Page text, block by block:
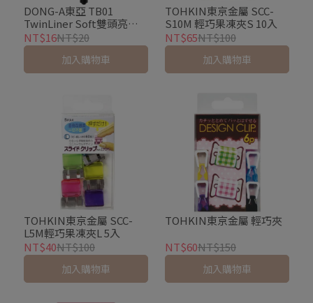
DONG-A東亞 TB01
TwinLiner Soft雙頭亮色
螢光筆
NT$16NT$20
加入購物車
TOHKIN東京金屬 SCC-
S10M 輕巧果凍夾S 10入
NT$65NT$100
加入購物車
TOHKIN東京金屬 SCC-
L5M輕巧果凍夾L 5入
NT$40NT$100
加入購物車
TOHKIN東京金屬 輕巧夾
NT$60NT$150
加入購物車